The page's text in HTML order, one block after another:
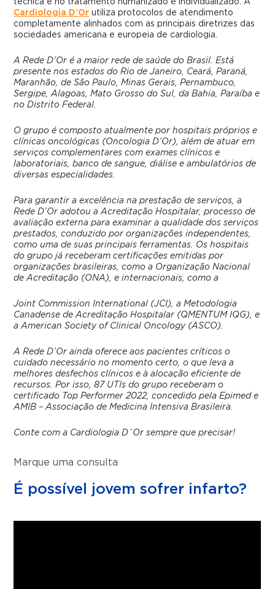
técnica e no tratamento humanizado e individualizado. A
Cardiologia D’Or utiliza protocolos de atendimento
completamente alinhados com as principais diretrizes das
sociedades americana e europeia de cardiologia.
A Rede D’Or é a maior rede de saúde do Brasil. Está
presente nos estados do Rio de Janeiro, Ceará, Paraná,
Maranhão, de São Paulo, Minas Gerais, Pernambuco,
Sergipe, Alagoas, Mato Grosso do Sul, da Bahia, Paraíba e
no Distrito Federal.
O grupo é composto atualmente por hospitais próprios e
clínicas oncológicas (Oncologia D’Or), além de atuar em
serviços complementares com exames clínicos e
laboratoriais, banco de sangue, diálise e ambulatórios de
diversas especialidades.
Para garantir a excelência na prestação de serviços, a
Rede D’Or adotou a Acreditação Hospitalar, processo de
avaliação externa para examinar a qualidade dos serviços
prestados, conduzido por organizações independentes,
como uma de suas principais ferramentas. Os hospitais
do grupo já receberam certificações emitidas por
organizações brasileiras, como a Organização Nacional
de Acreditação (ONA), e internacionais, como a
Joint Commission International (JCI), a Metodologia
Canadense de Acreditação Hospitalar (QMENTUM IQG), e
a American Society of Clinical Oncology (ASCO).
A Rede D’Or ainda oferece aos pacientes críticos o
cuidado necessário no momento certo, o que leva a
melhores desfechos clínicos e à alocação eficiente de
recursos. Por isso, 87 UTIs do grupo receberam o
certificado Top Performer 2022, concedido pela Epimed e
AMIB – Associação de Medicina Intensiva Brasileira.
Conte com a Cardiologia D´Or sempre que precisar!
Marque uma consulta
É possível jovem sofrer infarto?